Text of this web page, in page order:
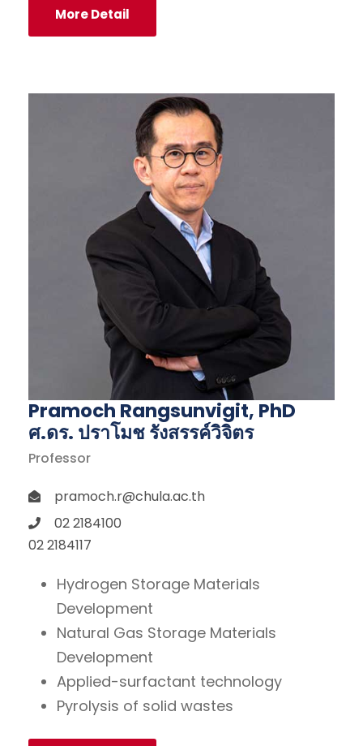
More Detail
Pramoch Rangsunvigit, PhD
ศ.ดร. ปราโมช รังสรรค์วิจิตร
Professor
pramoch.r@chula.ac.th
02 2184100
02 2184117
Hydrogen Storage Materials
Development
Natural Gas Storage Materials
Development
Applied-surfactant technology
Pyrolysis of solid wastes